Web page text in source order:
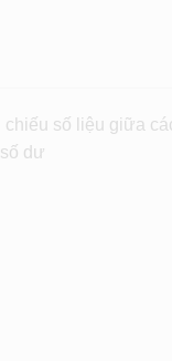
số liệu giữa
dư